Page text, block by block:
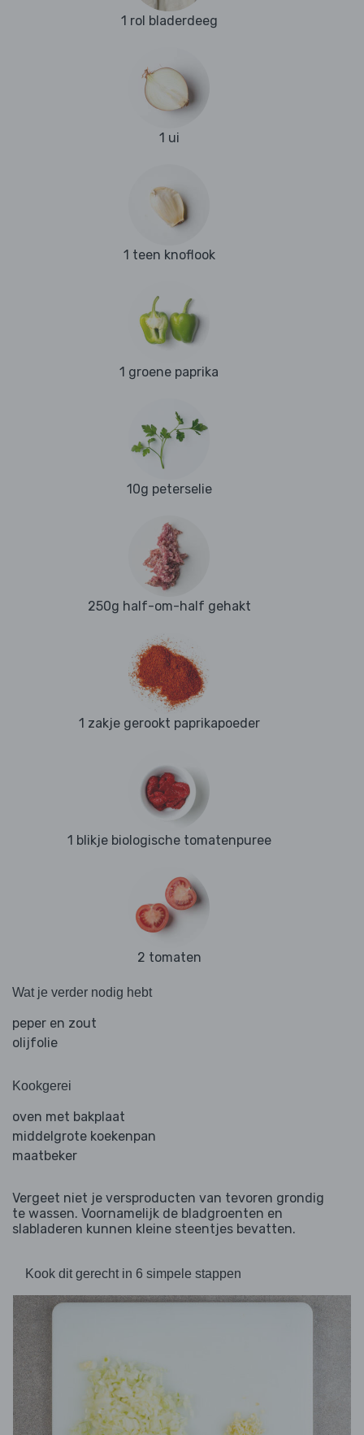
1 rol bladerdeeg
1 ui
1 teen knoflook
1 groene paprika
10g peterselie
250g half-om-half gehakt
1 zakje gerookt paprikapoeder
1 blikje biologische tomatenpuree
2 tomaten
Wat je verder nodig hebt
peper en zout
olijfolie
Kookgerei
oven met bakplaat
middelgrote koekenpan
maatbeker
Vergeet niet je versproducten van tevoren grondig
te wassen. Voornamelijk de bladgroenten en
slabladeren kunnen kleine steentjes bevatten.
Kook dit gerecht in 6 simpele stappen